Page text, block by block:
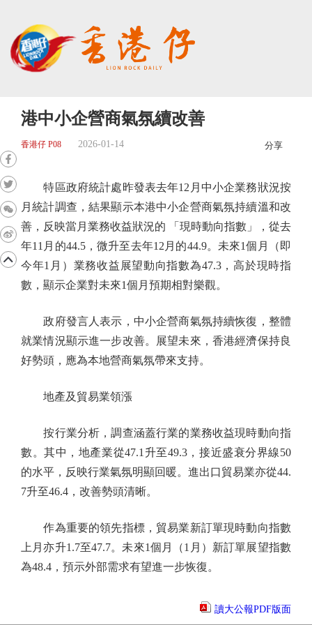
港中小企營商氣氛續改善
香港仔 P08 2026-01-14 分享
特區政府統計處昨發表去年12月中小企業務狀況按
月統計調查，結果顯示本港中小企營商氣氛持續溫和改
善，反映當月業務收益狀況的 「現時動向指數」，從去
年11月的44.5，微升至去年12月的44.9。未來1個月（即
今年1月）業務收益展望動向指數為47.3，高於現時指
數，顯示企業對未來1個月預期相對樂觀。
政府發言人表示，中小企營商氣氛持續恢復，整體
就業情況顯示進一步改善。展望未來，香港經濟保持良
好勢頭，應為本地營商氣氛帶來支持。
地產及貿易業領漲
按行業分析，調查涵蓋行業的業務收益現時動向指
數。其中，地產業從47.1升至49.3，接近盛衰分界線50
的水平，反映行業氣氛明顯回暖。進出口貿易業亦從44.
7升至46.4，改善勢頭清晰。
作為重要的領先指標，貿易業新訂單現時動向指數
上月亦升1.7至47.7。未來1個月（1月）新訂單展望指數
為48.4，預示外部需求有望進一步恢復。
讀大公報PDF版面